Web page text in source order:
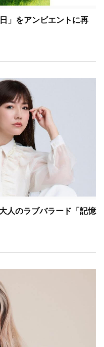
」をアンビエントに再
人のラブバラード「記憶